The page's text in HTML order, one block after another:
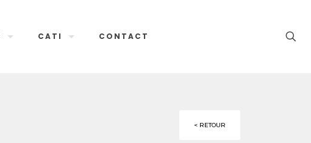
CATI CONTACT
< RETOUR